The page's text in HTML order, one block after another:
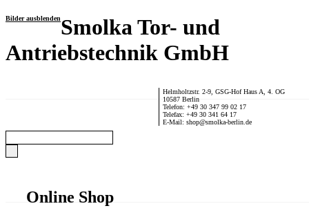
Bilder ausblendenSmolka Tor- und
Antriebstechnik GmbH
Helmholtzstr. 2-9, GSG-Hof Haus A, 4. OG
10587 Berlin
Telefon: +49 30 347 99 02 17
Telefax: +49 30 341 64 17
E-Mail: shop@smolka-berlin.de
Online Shop